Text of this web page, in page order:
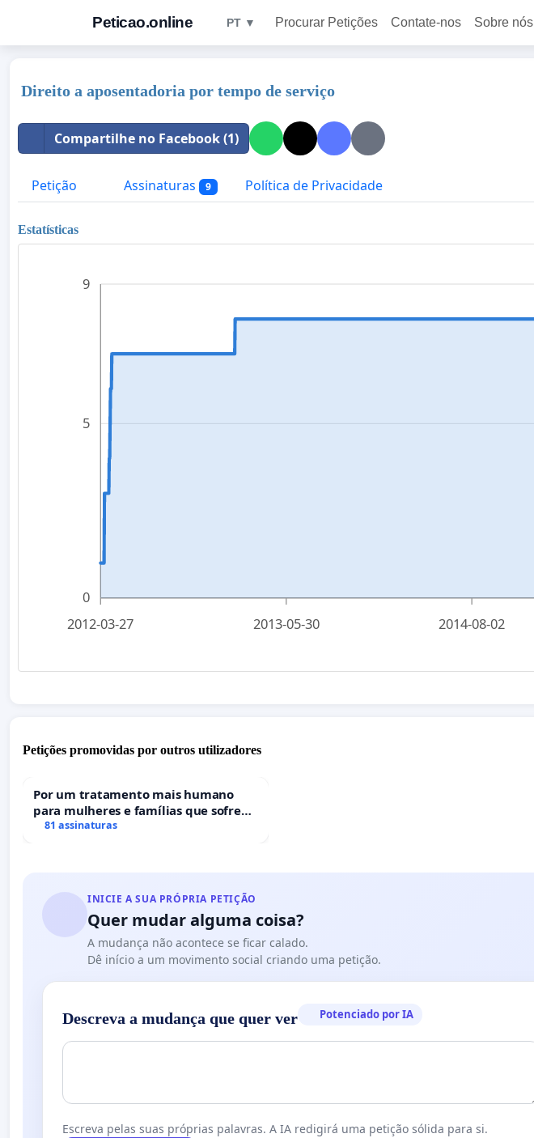
Peticao.online PT ▼ Procurar Petições Contate-nos Sobre nós
Direito a aposentadoria por tempo de serviço
Compartilhe no Facebook (1)
Petição Assinaturas 9 Política de Privacidade
Estatísticas
0
5
9
2012-03-27 2013-05-30 2014-08-02
Petições promovidas por outros utilizadores
Por um tratamento mais humano
para mulheres e famílias que sofrem
uma perda gestacional nos hospitais
81 assinaturas
INICIE A SUA PRÓPRIA PETIÇÃO
Quer mudar alguma coisa?
A mudança não acontece se ficar calado.
Dê início a um movimento social criando uma petição.
Descreva a mudança que quer ver Potenciado por IA
Escreva pelas suas próprias palavras. A IA redigirá uma petição sólida para si.